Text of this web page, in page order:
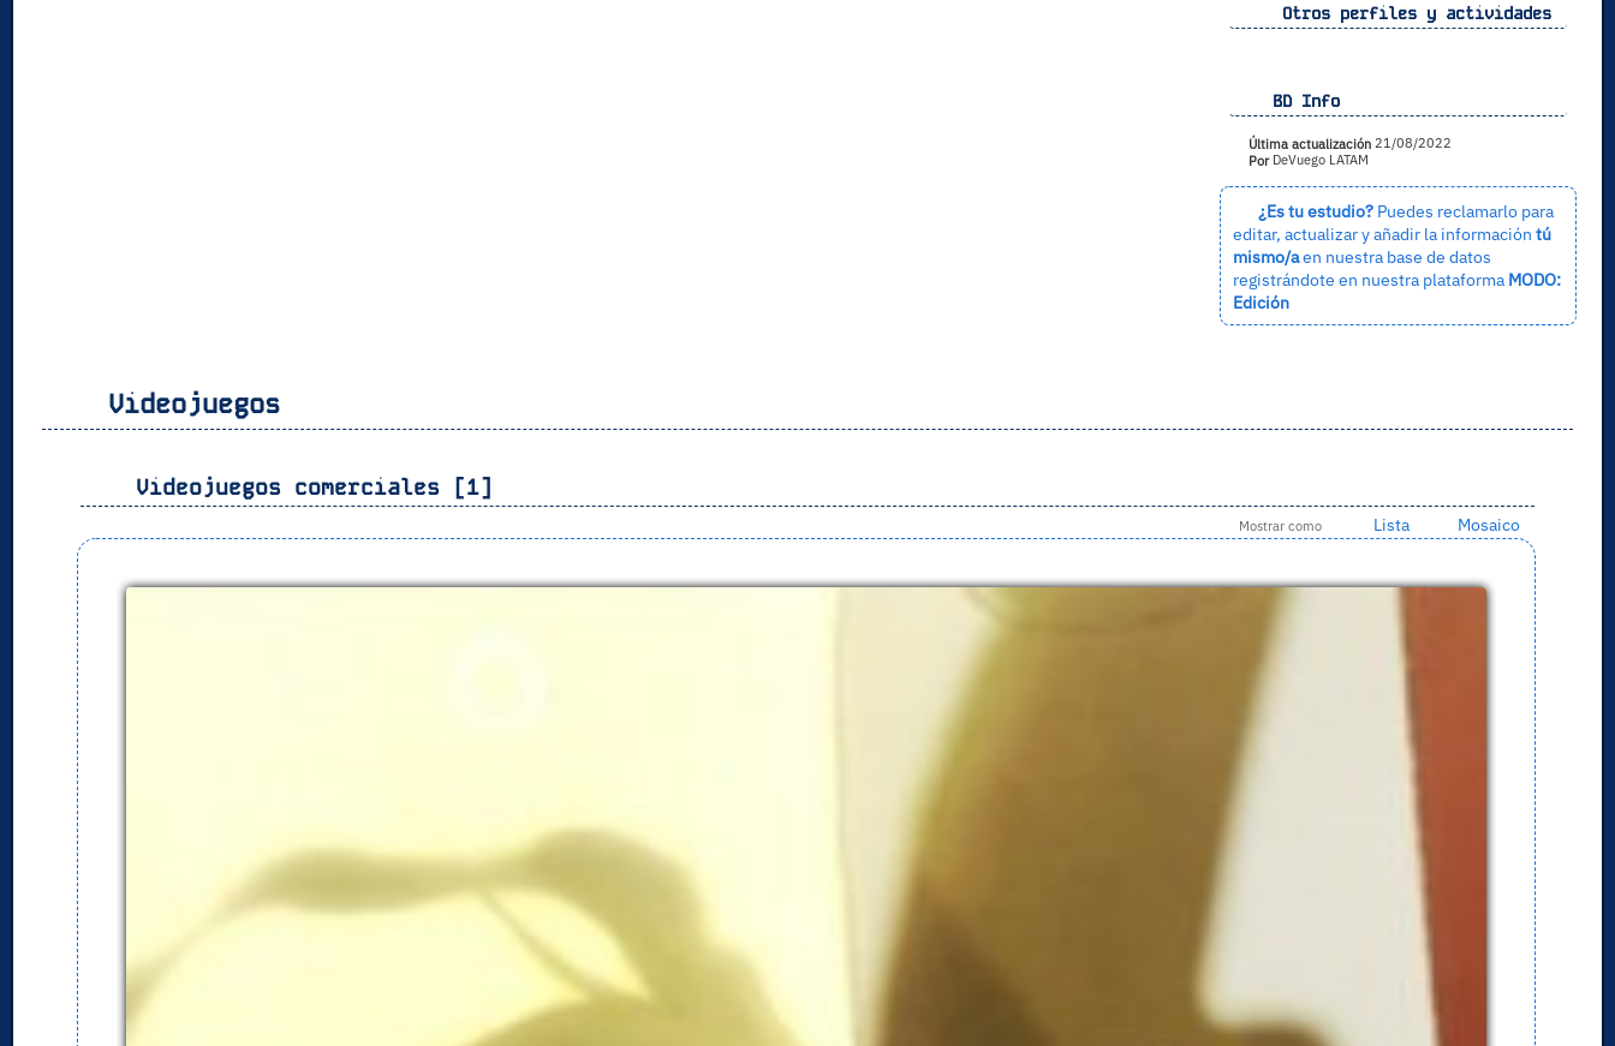
Otros perfiles y actividades
BD Info
Última actualización21/08/2022
PorDeVuego LATAM
¿Es tu estudio?Puedes reclamarlo para
editar, actualizar y añadir la información tú
mismo/aen nuestra base de datos
registrándote en nuestra plataforma MODO:
Edición
Videojuegos
Videojuegos comerciales [1]
Mostrar como Lista Mosaico